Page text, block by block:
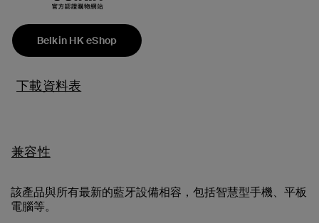
Belkin HK eShop
下載資料表
兼容性
該產品與所有最新的藍牙設備相容，包括智慧型手機、平板
電腦等。